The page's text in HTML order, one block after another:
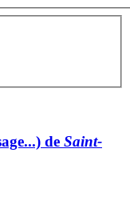
de Saint-